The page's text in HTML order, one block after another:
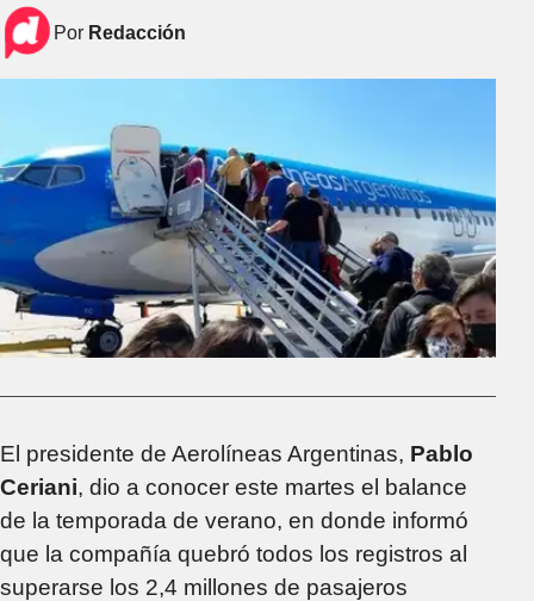
Por Redacción
El presidente de Aerolíneas Argentinas, Pablo
Ceriani, dio a conocer este martes el balance
de la temporada de verano, en donde informó
que la compañía quebró todos los registros al
superarse los 2,4 millones de pasajeros